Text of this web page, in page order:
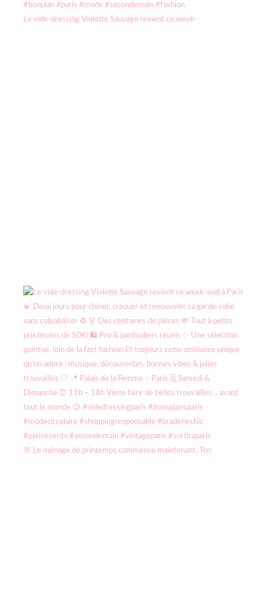
Le vide-dressing Violette Sauvage revient ce week-
🌸 Le ménage de printemps commence maintenant. Ton